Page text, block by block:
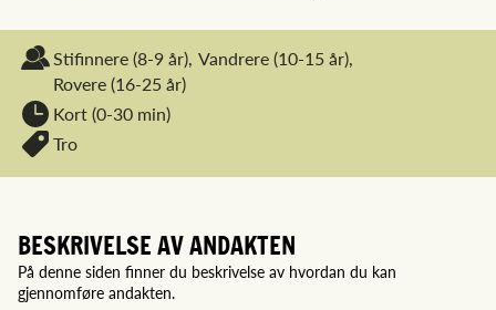
Stifinnere(8-9 år), Vandrere(10-15 år),
Rovere(16-25 år)
Kort (0-30 min)
Tro
BESKRIVELSE AV ANDAKTEN
På denne siden finner du beskrivelse av hvordan du kan
gjennomføre andakten.